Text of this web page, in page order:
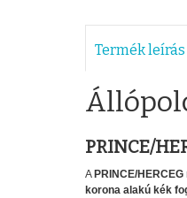
Termék leírás
PRINCE/
A PRINCE/
korona alakú kék